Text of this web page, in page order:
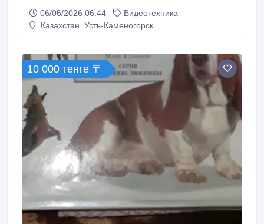
самопроверки. С паспортом ..
06/06/2026 06:44
Видеотехника
Казахстан, Усть-Каменогорск
10 000 тенге 〒